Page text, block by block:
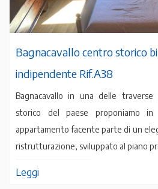
Bagnacavallo centro storico
indipendente Rif.A38
Bagnacavallo in una delle
storico del paese proponiamo
appartamento facente parte di un
ristrutturazione, sviluppato al piano
Leggi